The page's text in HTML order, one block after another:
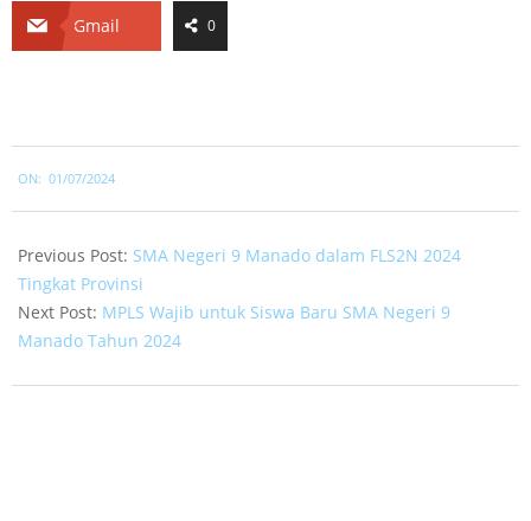
Gmail 0
07-
01
ON: 01/07/2024
Previous Post: SMA Negeri 9 Manado dalam FLS2N 2024
Tingkat Provinsi
Next Post: MPLS Wajib untuk Siswa Baru SMA Negeri 9
Manado Tahun 2024